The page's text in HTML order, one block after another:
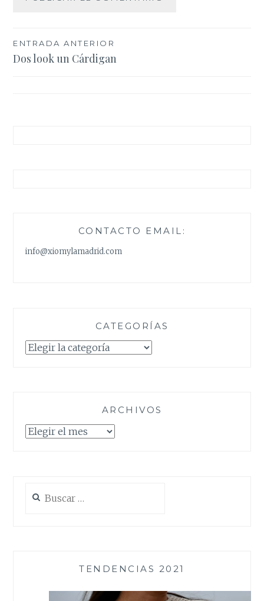
Navegación
de
ENTRADA ANTERIOR
Dos look un Cárdigan
CONTACTO EMAIL:
info@xiomylamadrid.com
CATEGORÍAS
Categorías
ARCHIVOS
Archivos
TENDENCIAS 2021